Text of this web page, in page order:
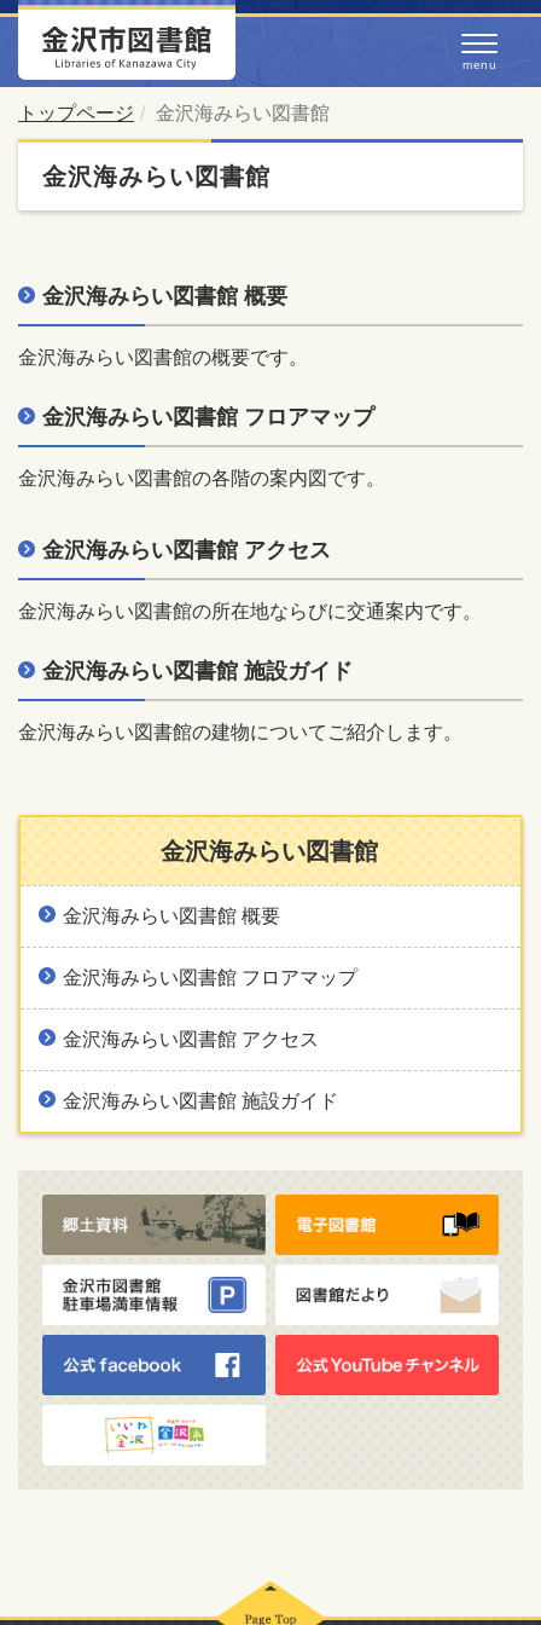
トップページ 金沢海みらい図書館
金沢海みらい図書館
金沢海みらい図書館 概要
金沢海みらい図書館の概要です。
金沢海みらい図書館 フロアマップ
金沢海みらい図書館の各階の案内図です。
金沢海みらい図書館 アクセス
金沢海みらい図書館の所在地ならびに交通案内です。
金沢海みらい図書館 施設ガイド
金沢海みらい図書館の建物についてご紹介します。
金沢海みらい図書館
金沢海みらい図書館 概要
金沢海みらい図書館 フロアマップ
金沢海みらい図書館 アクセス
金沢海みらい図書館 施設ガイド